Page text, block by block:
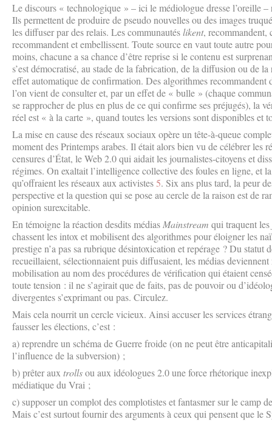
Le discours « technologique » – ici le médiologue dresse l’oreille
Ils permettent de produire de pseudo nouvelles ou des images
les diffuser par des relais. Les communautéslikent, recommandent,
recommandent et embellissent. Toute source en vaut toute autre
moins, chacune a sa chance d’être reprise si le contenu est
s’est démocratisé, au stade de la fabrication, de la diffusion ou de
effet automatique de confirmation. Des algorithmes recommandent
l’on vient de consulter et, par un effet de « bulle » (chaque
se rapprocher de plus en plus de ce qui confirme ses préjugés), la
réel est « à la carte », quand toutes les versions sont disponibles et
La mise en cause des réseaux sociaux opère un tête-à-queue
moment des Printemps arabes. Il était alors bien vu de célébrer les
censures d’État, le Web 2.0 qui aidait les journalistes-citoyens et
régimes. On exaltait l’intelligence collective des foules en ligne, et
qu’offraient les réseaux aux activistes5. Six ans plus tard, la peur
perspective et la question qui se pose au cercle de la raison est de
opinion surexcitable.
En témoigne la réaction desdits médias Mainstream qui traquent les
chassent les intox et mobilisent des algorithmes pour éloigner les
prestige n’a pas sa rubrique désintoxication et repérage ? Du statut
recueillaient, sélectionnaient puis diffusaient, les médias
mobilisation au nom des procédures de vérification qui étaient
toute tension : il ne s’agirait que de faits, pas de pouvoir ou
divergentes s’exprimant ou pas. Circulez.
Mais cela nourrit un cercle vicieux. Ainsi accuser les services
fausser les élections, c’est :
a) reprendre un schéma de Guerre froide (on ne peut être
l’influence de la subversion) ;
b) prêter aux trollsou aux idéologues 2.0 une force rhétorique
médiatique du Vrai ;
c) supposer un complot des complotistes et fantasmer sur le camp
Mais c’est surtout fournir des arguments à ceux qui pensent que le